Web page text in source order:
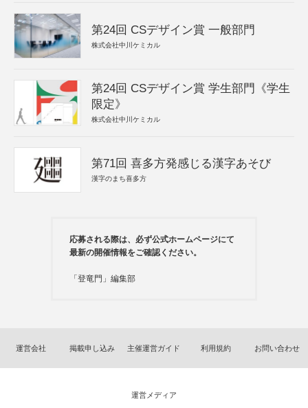
第24回 CSデザイン賞 一般部門
株式会社中川ケミカル
第24回 CSデザイン賞 学生部門《学生
限定》
株式会社中川ケミカル
第71回 喜多方発感じる漢字あそび
漢字のまち喜多方
応募される際は、必ず公式ホームページにて
最新の開催情報をご確認ください。
「登竜門」編集部
運営会社 掲載申し込み 主催運営ガイド 利用規約 お問い合わせ
運営メディア